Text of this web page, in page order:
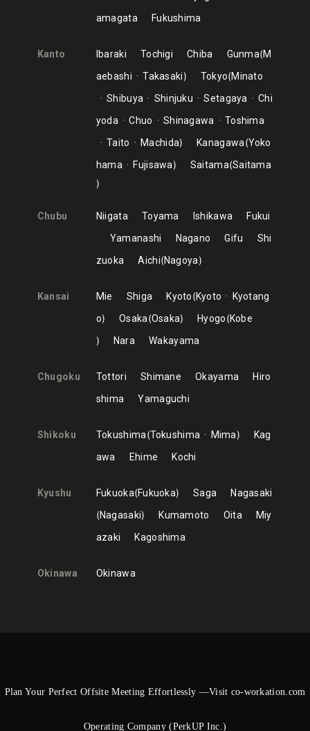
amagata
Fukushima
Kanto Ibaraki Tochigi Chiba Gunma M
aebashi
Takasaki Tokyo Minato
Shibuya
Shinjuku Setagaya
Chi
yoda
Chuo Shinagawa
Toshima
Taito
Machida Kanagawa Yoko
hama
Fujisawa Saitama Saitama
Chubu Niigata Toyama Ishikawa
Fukui
Yamanashi
Nagano Gifu
Shi
zuoka
Aichi Nagoya
Kansai Mie Shiga Kyoto Kyoto
Kyotang
o
Osaka Osaka Hyogo Kobe
Nara
Wakayama
Chugoku Tottori Shimane Okayama
Hiro
shima
Yamaguchi
Shikoku Tokushima Tokushima Mima
Kag
awa
Ehime Kochi
Kyushu Fukuoka Fukuoka Saga
Nagasaki
Nagasaki
Kumamoto Oita
Miy
azaki
Kagoshima
Okinawa Okinawa
Plan Your Perfect Offsite Meeting Effortlessly —Visit co-workation.com
Operating Company (PerkUP Inc.)